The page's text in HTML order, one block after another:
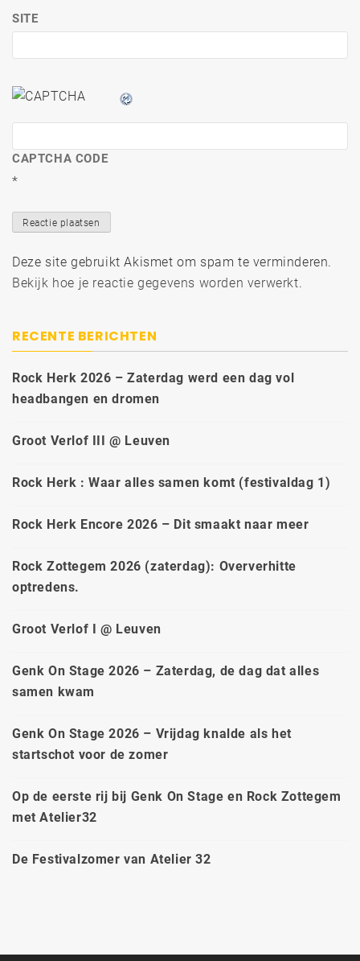
SITE
CAPTCHA CODE
*
Deze site gebruikt Akismet om spam te verminderen.
Bekijk hoe je reactie gegevens worden verwerkt.
RECENTE BERICHTEN
Rock Herk 2026 – Zaterdag werd een dag vol
headbangen en dromen
Groot Verlof III @ Leuven
Rock Herk : Waar alles samen komt (festivaldag 1)
Rock Herk Encore 2026 – Dit smaakt naar meer
Rock Zottegem 2026 (zaterdag): Oververhitte
optredens.
Groot Verlof I @ Leuven
Genk On Stage 2026 – Zaterdag, de dag dat alles
samen kwam
Genk On Stage 2026 – Vrijdag knalde als het
startschot voor de zomer
Op de eerste rij bij Genk On Stage en Rock Zottegem
met Atelier32
De Festivalzomer van Atelier 32